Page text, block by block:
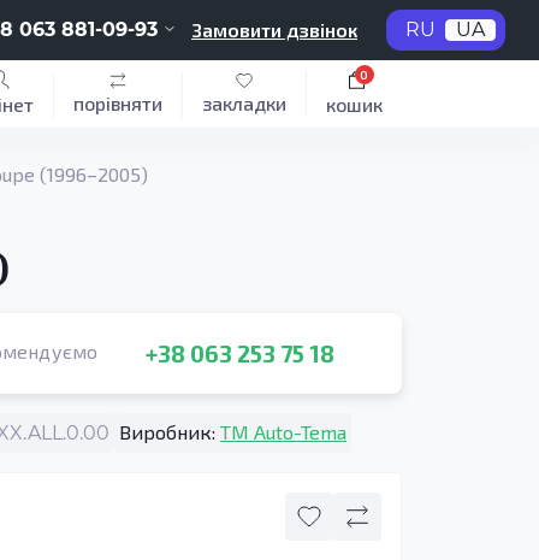
063 881-09-93 Замовити дзвінок RU UA
порівняти закладки кошик
0
(1996–2005)
+38 063 253 75 18
Виробник: TM Auto-Tema